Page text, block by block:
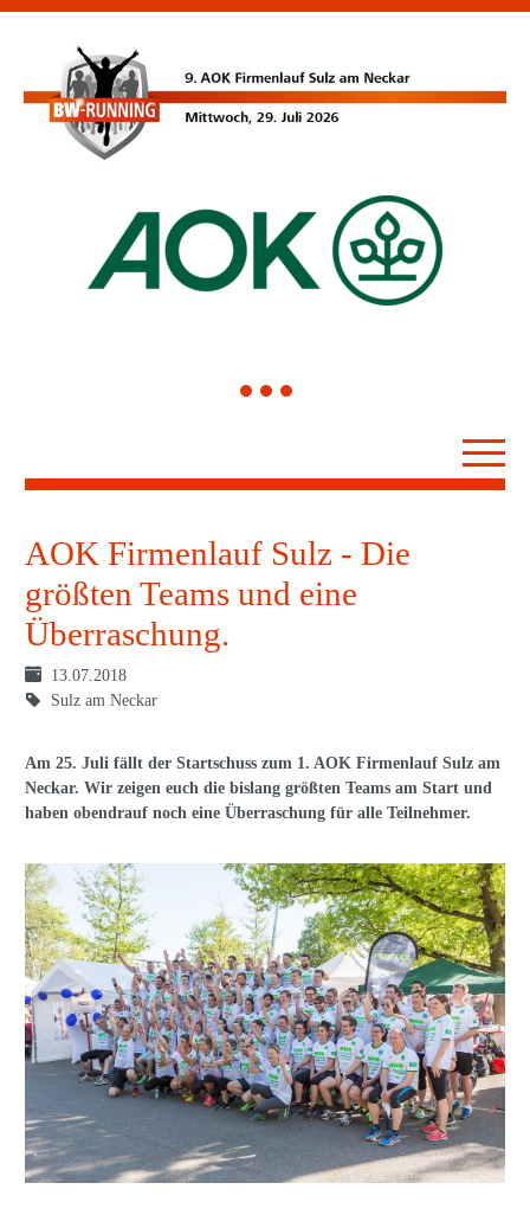
1 2 3
AOK Firmenlauf Sulz - Die
größten Teams und eine
Überraschung.
13.07.2018
Sulz am Neckar
Am 25. Juli fällt der Startschuss zum 1. AOK Firmenlauf Sulz am
Neckar. Wir zeigen euch die bislang größten Teams am Start und
haben obendrauf noch eine Überraschung für alle Teilnehmer.